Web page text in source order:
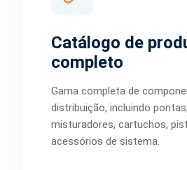
Catálogo de
completo
Gama completa de
distribuição, incluindo
misturadores, cartuchos,
acessórios de sistema.